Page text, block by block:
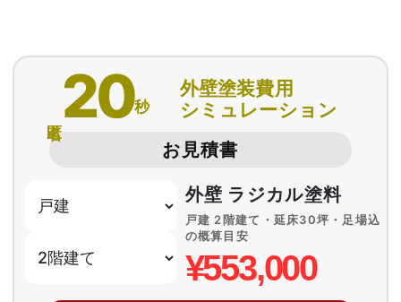
20秒
外壁塗装費用
シミュレーション
お見積書
外壁 ラジカル塗料
戸建 2階建て・延床30坪・足場込
の概算目安
¥553,000